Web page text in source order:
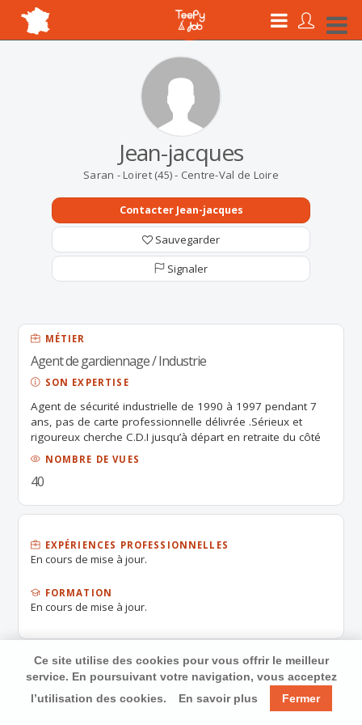
Jean-jacques
Saran - Loiret (45) - Centre-Val de Loire
Contacter Jean-jacques
Sauvegarder
Signaler
MÉTIER
Agent de gardiennage / Industrie
SON EXPERTISE
Agent de sécurité industrielle de 1990 à 1997 pendant 7
ans, pas de carte professionnelle délivrée .Sérieux et
rigoureux cherche C.D.I jusqu’à départ en retraite du côté
de Beaugency Loiret si possible.
NOMBRE DE VUES
40
EXPÉRIENCES PROFESSIONNELLES
En cours de mise à jour.
FORMATION
En cours de mise à jour.
Ce site utilise des cookies pour vous offrir le meilleur
service. En poursuivant votre navigation, vous acceptez
l’utilisation des cookies.
En savoir plus Fermer